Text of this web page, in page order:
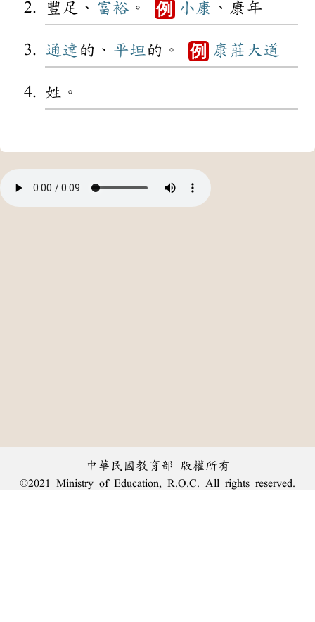
豐足、 富裕 。 例 小康 、康年
通達 的、 平坦 的。 例 康莊大道
姓。
中華民國教育部 版權所有
©2021 Ministry of Education, R.O.C. All rights reserved.